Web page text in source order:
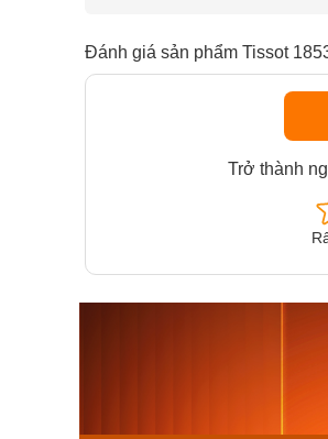
Đánh giá sản phẩm Tissot
Trở thành